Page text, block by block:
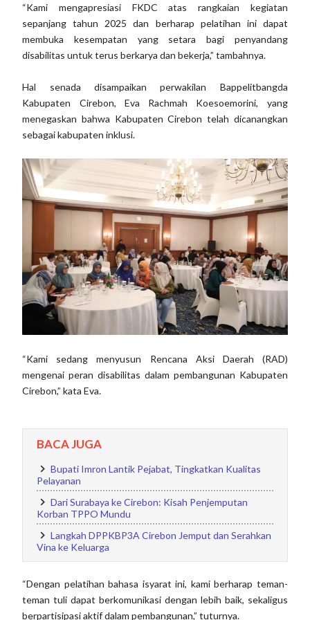
“Kami mengapresiasi FKDC atas rangkaian kegiatan
sepanjang tahun 2025 dan berharap pelatihan ini dapat
membuka kesempatan yang setara bagi penyandang
disabilitas untuk terus berkarya dan bekerja,” tambahnya.
Hal senada disampaikan perwakilan Bappelitbangda
Kabupaten Cirebon, Eva Rachmah Koesoemorini, yang
menegaskan bahwa Kabupaten Cirebon telah dicanangkan
sebagai kabupaten inklusi.
“Kami sedang menyusun Rencana Aksi Daerah (RAD)
mengenai peran disabilitas dalam pembangunan Kabupaten
Cirebon,” kata Eva.
BACA JUGA
Bupati Imron Lantik Pejabat, Tingkatkan Kualitas
Pelayanan
Dari Surabaya ke Cirebon: Kisah Penjemputan
Korban TPPO Mundu
Langkah DPPKBP3A Cirebon Jemput dan Serahkan
Vina ke Keluarga
“Dengan pelatihan bahasa isyarat ini, kami berharap teman-
teman tuli dapat berkomunikasi dengan lebih baik, sekaligus
berpartisipasi aktif dalam pembangunan,” tuturnya.